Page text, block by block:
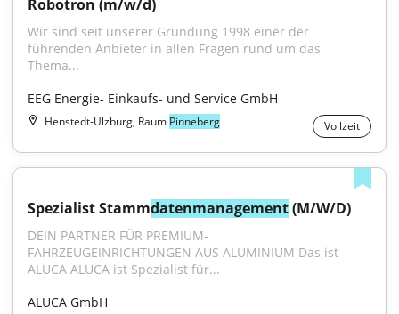
Robotron (m/w/d)
Wir sind seit unserer Gründung 1998 einer der
führenden Anbieter in allen Fragen rund um das
Thema...
EEG Energie- Einkaufs- und Service GmbH
Henstedt-Ulzburg, Raum Pinneberg Vollzeit
Spezialist Stammdatenmanagement (M/W/D)
DEIN PARTNER FÜR PREMIUM-
FAHRZEUGEINRICHTUNGEN AUS ALUMINIUM Das ist
ALUCA ALUCA ist Spezialist für...
ALUCA GmbH